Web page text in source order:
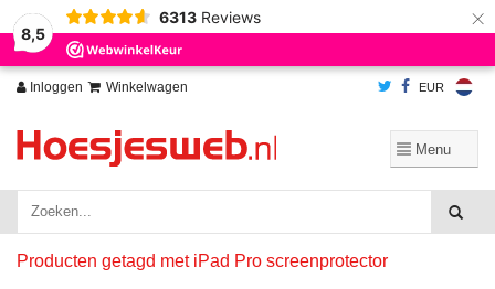
8,5
6313 Reviews ×
Inloggen Winkelwagen EUR
Producten getagd met iPad Pro screenprotector
Wij slaan cookies op om onze website te verbeteren. Is dat akkoord?
Ja
Nee